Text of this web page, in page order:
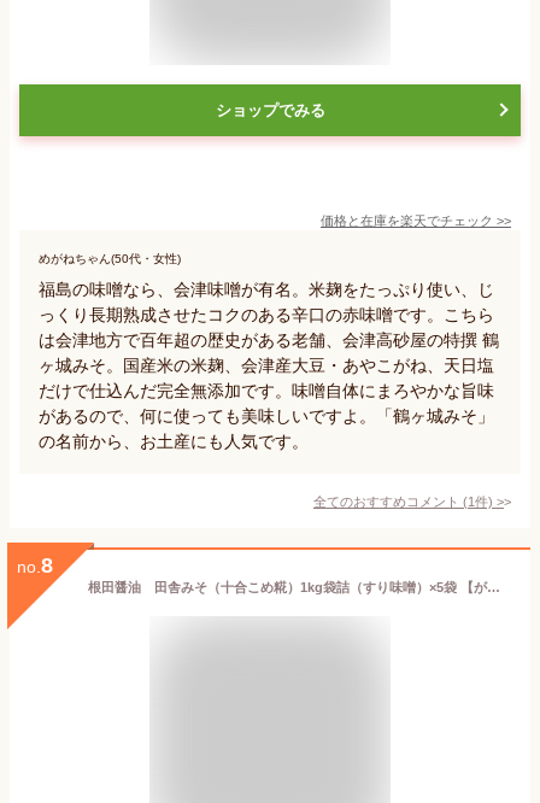
ショップでみる
価格と在庫を楽天でチェック >>
めがねちゃん(50代・女性)
福島の味噌なら、会津味噌が有名。米麹をたっぷり使い、じ
っくり長期熟成させたコクのある辛口の赤味噌です。こちら
は会津地方で百年超の歴史がある老舗、会津高砂屋の特撰 鶴
ヶ城みそ。国産米の米麹、会津産大豆・あやこがね、天日塩
だけで仕込んだ完全無添加です。味噌自体にまろやかな旨味
があるので、何に使っても美味しいですよ。「鶴ヶ城みそ」
の名前から、お土産にも人気です。
全てのおすすめコメント (1件) >
no. 8
根田醤油 田舎みそ（十合こめ糀）1kg袋詰（すり味噌）×5袋 【がんばろう！福島】